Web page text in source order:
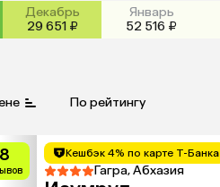
Декабрь
29 651 ₽
Январь
52 516 ₽
По рейтингу
Кешбэк 4% по карте Т-Банка
Гагра, Абхазия